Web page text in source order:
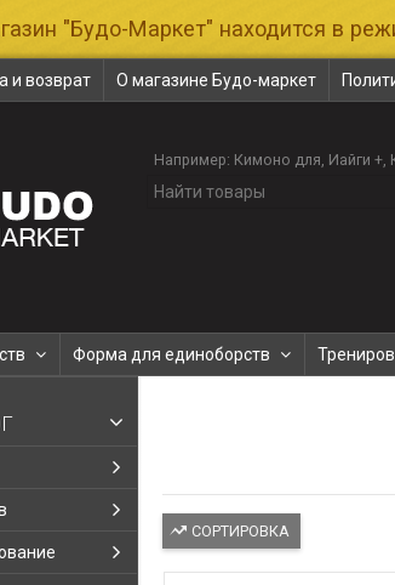
"Будо-Маркет" находится в
и возврат О магазине Будо-маркет
Например: Кимоно для Иайги +
Форма для единоборств
СОРТИРОВКА